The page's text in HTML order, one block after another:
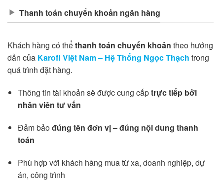
Thanh toán chuyển khoản ngân hàng
Khách hàng có thểthanh toán chuyển khoản theo hướng
dẫn của Karofi Việt Nam – Hệ Thống Ngọc Thạch trong
quá trình đặt hàng.
Thông tin tài khoản sẽ được cung cấptrực tiếp bởi
nhân viên tư vấn
Đảm bảođúng tên đơn vị – đúng nội dung thanh
toán
Phù hợp với khách hàng mua từ xa, doanh nghiệp, dự
án, công trình